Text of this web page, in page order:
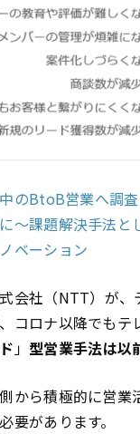
のBtoB営業へ調
～課題解決手法
ベーション
会社（NTT）が
コロナ以降でも
」 型営業手法は以
から積極的に営
要があります。